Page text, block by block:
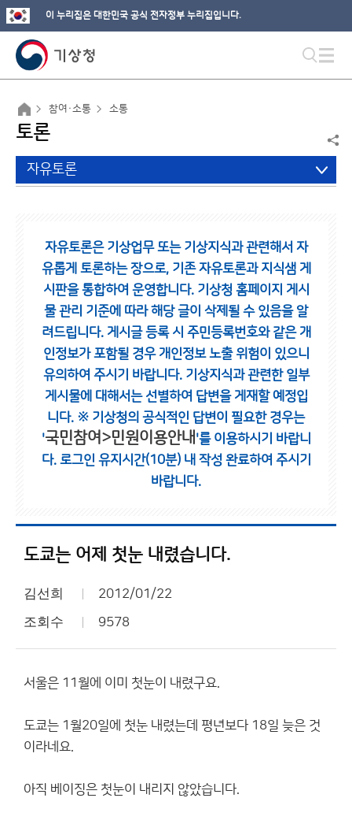
이 누리집은 대한민국 공식 전자정부 누리집입니다.
참여·소통 소통
토론
자유토론
자유토론은 기상업무 또는 기상지식과 관련해서 자
유롭게 토론하는 장으로, 기존 자유토론과 지식샘 게
시판을 통합하여 운영합니다. 기상청 홈페이지 게시
물 관리 기준에 따라 해당 글이 삭제될 수 있음을 알
려드립니다. 게시글 등록 시 주민등록번호와 같은 개
인정보가 포함될 경우 개인정보 노출 위험이 있으니
유의하여 주시기 바랍니다. 기상지식과 관련한 일부
게시물에 대해서는 선별하여 답변을 게재할 예정입
니다. ※ 기상청의 공식적인 답변이 필요한 경우는
'국민참여>민원이용안내 '를 이용하시기 바랍니
다. 로그인 유지시간(10분) 내 작성 완료하여 주시기
바랍니다.
도쿄는 어제 첫눈 내렸습니다.
김선희 2012/01/22
조회수 9578
서울은 11월에 이미 첫눈이 내렸구요.
도쿄는 1월20일에 첫눈 내렸는데 평년보다 18일 늦은 것
이라네요.
아직 베이징은 첫눈이 내리지 않았습니다.